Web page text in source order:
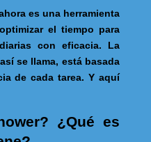
es una herramienta
el tiempo para
con eficacia. La
se llama, está basada
de cada tarea. Y aquí
¿Qué es